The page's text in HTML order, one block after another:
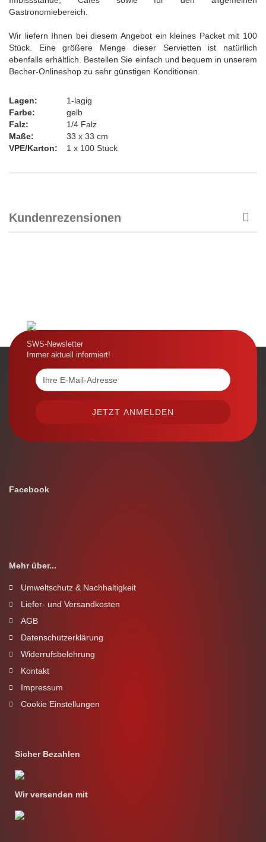
Gastronomiebereich.
Wir liefern Ihnen bei diesem Angebot ein kleines Packet mit 100
Stück. Eine größere Menge dieser Servietten ist natürllich
ebenfalls erhältlich. Bestellen Sie einfach und bequem in unserem
Becher-Onlineshop zu sehr günstigen Konditionen.
Lagen:
1-lagig
Farbe:
gelb
Falz:
1/4 Falz
Maße:
33 x 33 cm
VPE/Karton:
1 x 100 Stück
Kundenrezensionen
SWS-Newsletter
Immer aktuell informiert!
Facebook
Mehr über...
Umweltschutz & Nachhaltigkeit
Liefer- und Versandkosten
AGB
Datenschutzerklärung
Widerrufsbelehrung
Kontakt
Impressum
Cookie Einstellungen
Sicher Bezahlen
Wir versenden mit